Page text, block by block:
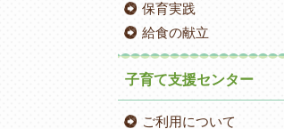
保育実践
給食の献立
子育て支援センター
ご利用について